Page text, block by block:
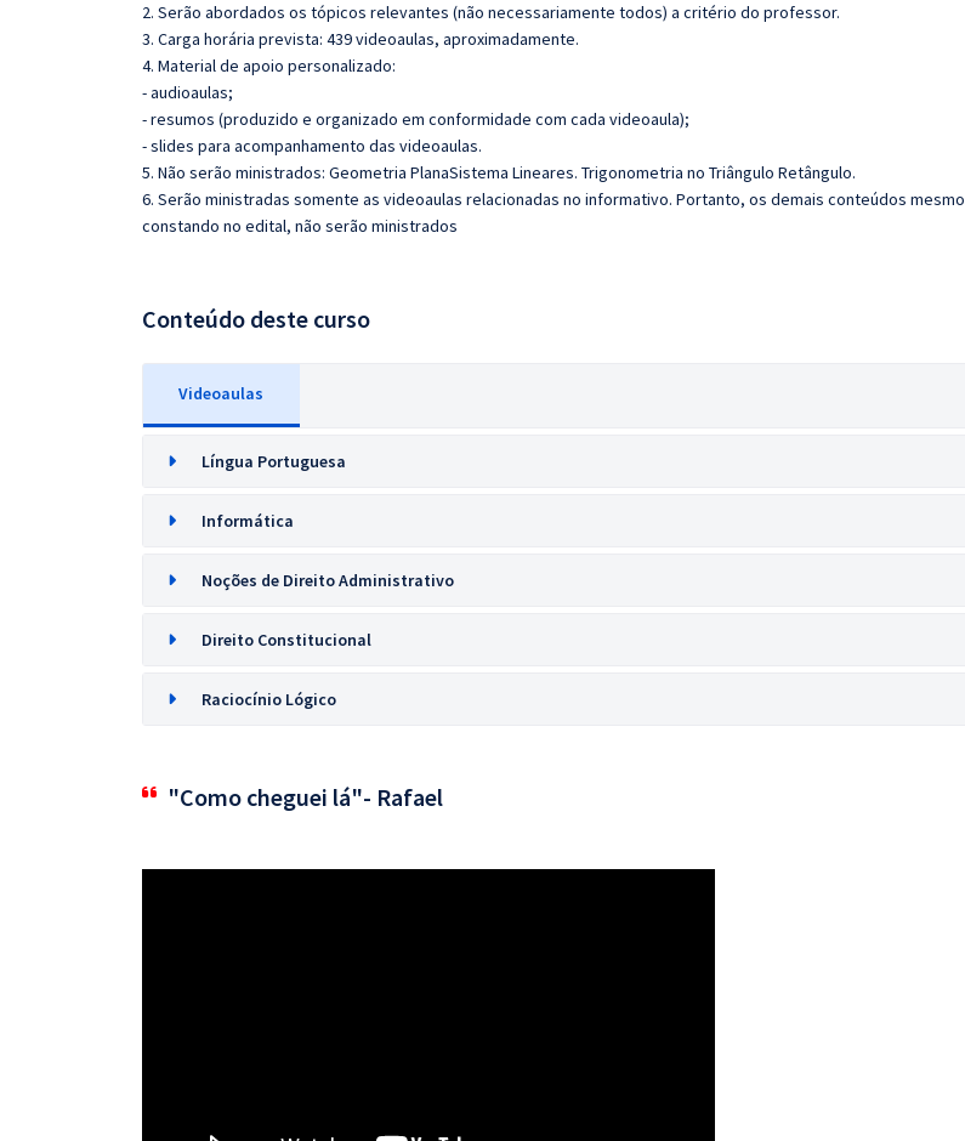
2. Serão abordados os tópicos relevantes (não necessariamente todos) a critério do professor.
3. Carga horária prevista: 439 videoaulas, aproximadamente.
4. Material de apoio personalizado:
- audioaulas;
- resumos (produzido e organizado em conformidade com cada videoaula);
- slides para acompanhamento das videoaulas.
5. Não serão ministrados: Geometria PlanaSistema Lineares. Trigonometria no Triângulo Retângulo.
6. Serão ministradas somente as videoaulas relacionadas no informativo. Portanto, os demais conteúdos mesmo
constando no edital, não serão ministrados
Conteúdo deste curso
Videoaulas
Língua Portuguesa
Informática
Noções de Direito Administrativo
Direito Constitucional
Raciocínio Lógico
"Como cheguei lá"- Rafael